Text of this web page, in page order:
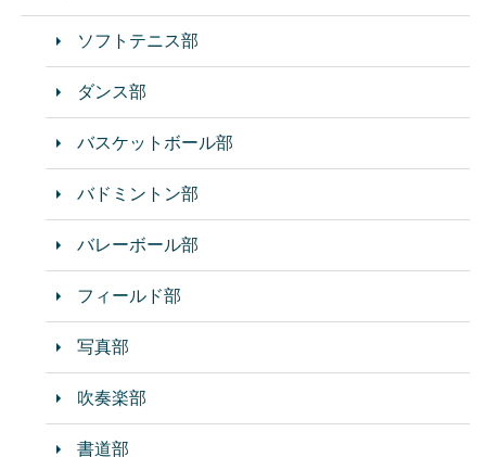
ソフトテニス部
ダンス部
バスケットボール部
バドミントン部
バレーボール部
フィールド部
写真部
吹奏楽部
書道部